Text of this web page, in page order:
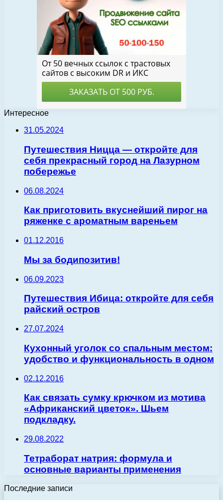
Интересное
31.05.2024
Путешествия Ницца — откройте для
себя прекрасный город на Лазурном
побережье
06.08.2024
Как приготовить вкуснейший пирог на
ряженке с ароматным вареньем
01.12.2016
Мы за бодипозитив!
06.09.2023
Путешествия Ибица: откройте для себя
райский остров
27.07.2024
Кухонный уголок со спальным местом:
удобство и функциональность в одном
02.12.2016
Как связать сумку крючком из мотива
«Африканский цветок». Шьем
подкладку.
29.08.2022
Тетраборат натрия: формула и
основные варианты применения
Последние записи